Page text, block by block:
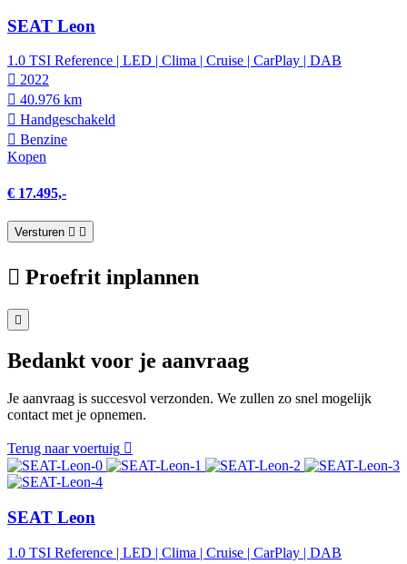
SEAT Leon
1.0 TSI Reference | LED | Clima | Cruise | CarPlay | DAB
2022
40.976 km
Hand­geschakeld
Benzine
Kopen
€ 17.495,-
Versturen
Proefrit inplannen
Bedankt voor je aanvraag
Je aanvraag is succesvol verzonden. We zullen zo snel mogelijk
contact met je opnemen.
Terug naar voertuig
SEAT Leon
1.0 TSI Reference | LED | Clima | Cruise | CarPlay | DAB